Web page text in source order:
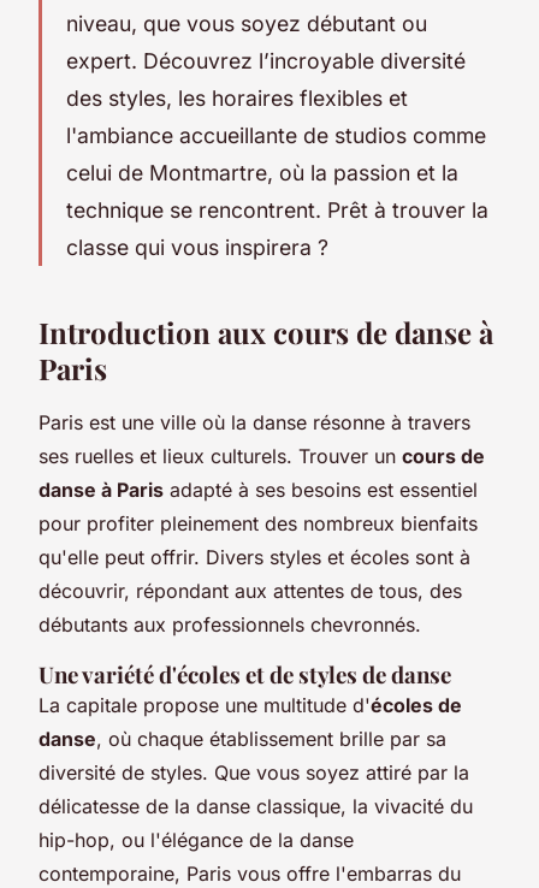
niveau, que vous soyez débutant ou
expert. Découvrez l’incroyable diversité
des styles, les horaires flexibles et
l'ambiance accueillante de studios comme
celui de Montmartre, où la passion et la
technique se rencontrent. Prêt à trouver la
classe qui vous inspirera ?
Introduction aux cours de danse à
Paris
Paris est une ville où la danse résonne à travers
ses ruelles et lieux culturels. Trouver un cours de
danse à Paris adapté à ses besoins est essentiel
pour profiter pleinement des nombreux bienfaits
qu'elle peut offrir. Divers styles et écoles sont à
découvrir, répondant aux attentes de tous, des
débutants aux professionnels chevronnés.
Une variété d'écoles et de styles de danse
La capitale propose une multitude d'écoles de
danse, où chaque établissement brille par sa
diversité de styles. Que vous soyez attiré par la
délicatesse de la danse classique, la vivacité du
hip-hop, ou l'élégance de la danse
contemporaine, Paris vous offre l'embarras du